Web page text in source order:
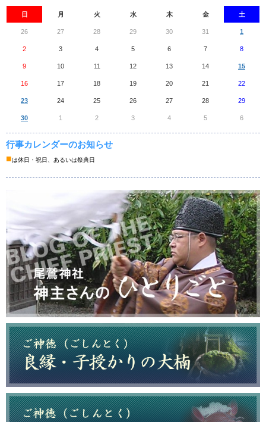
日 月 火 水 木 金 土
26 27 28 29 30 31 1
2 3 4 5 6 7 8
9 10 11 12 13 14 15
16 17 18 19 20 21 22
23 24 25 26 27 28 29
30 1 2 3 4 5 6
行事カレンダーのお知らせ
■は休日・祝日、あるいは祭典日